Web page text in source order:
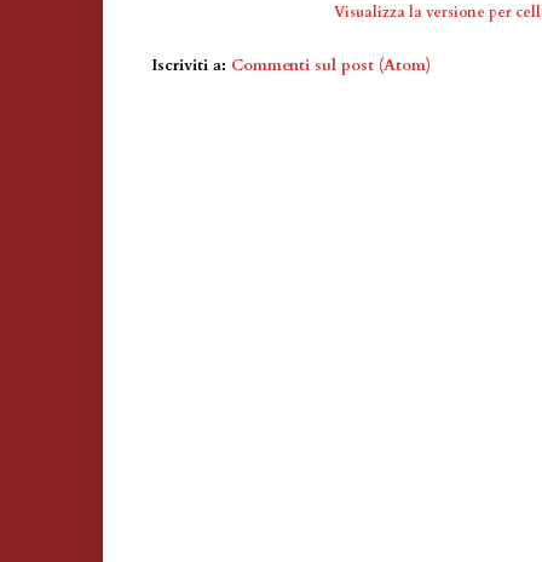
Visualizza la versione per
Iscriviti a: Commenti sul post (Atom)